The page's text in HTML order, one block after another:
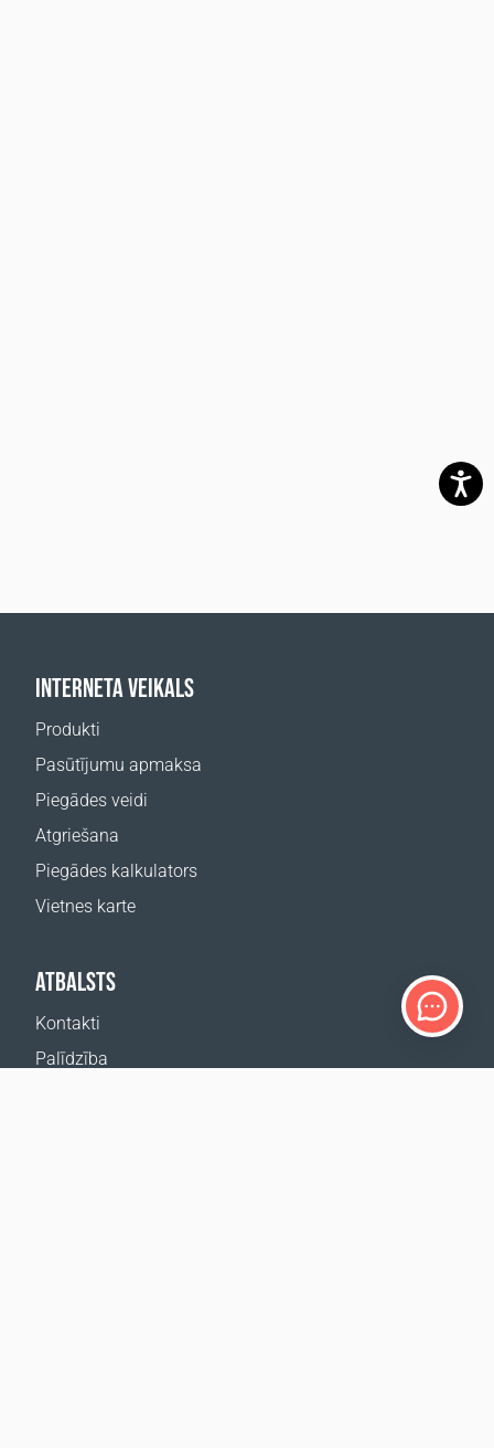
INTERNETA VEIKALS
Produkti
Pasūtījumu apmaksa
Piegādes veidi
Atgriešana
Piegādes kalkulators
Vietnes karte
ATBALSTS
Kontakti
Palīdzība